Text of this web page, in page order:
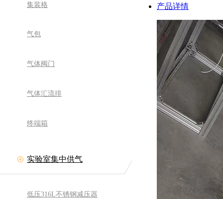
产品详情
集装格
气包
气体阀门
气体汇流排
终端箱
实验室集中供气
低压316L不锈钢减压器